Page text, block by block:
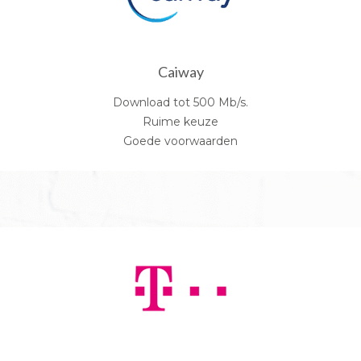
Caiway
Download tot 500 Mb/s.
Ruime keuze
Goede voorwaarden